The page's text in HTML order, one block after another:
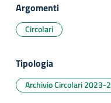
Argomenti
Circolari
Tipologia
Archivio Circolari 2023-